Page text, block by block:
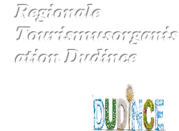
Regionale
Tourismusorganis
ation Dudince